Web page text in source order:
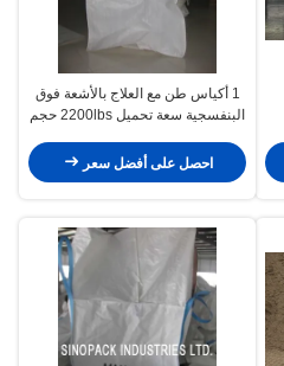
1 أكياس طن مع العلاج بالأشعة فوق
البنفسجية سعة تحميل 2200lbs حجم
احصل على أفضل سعر